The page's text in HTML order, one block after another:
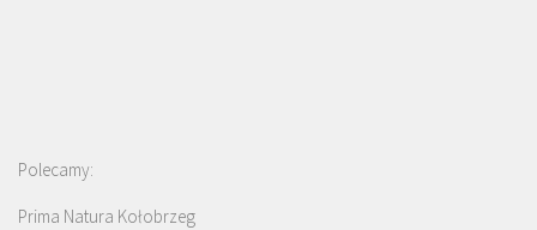
Polecamy:
Prima Natura Kołobrzeg